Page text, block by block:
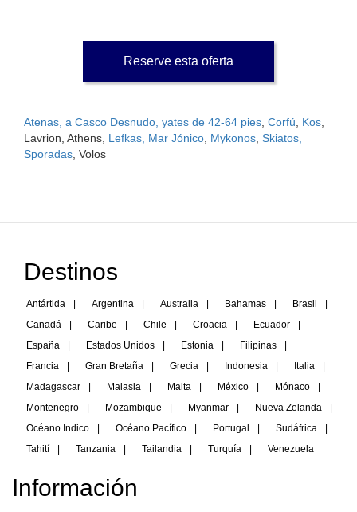
Reserve esta oferta
Atenas, a Casco Desnudo, yates de 42-64 pies Corfú Kos
Lavrion, Athens, Lefkas, Mar Jónico Mykonos Skiatos,
Sporadas , Volos
Destinos
Antártida | Argentina | Australia | Bahamas | Brasil
|
Canadá
| Caribe | Chile | Croacia | Ecuador
|
España
| Estados Unidos | Estonia | Filipinas
|
Francia
| Gran Bretaña | Grecia | Indonesia | Italia
|
Madagascar
| Malasia | Malta | México | Mónaco
|
Montenegro
| Mozambique | Myanmar | Nueva Zelanda
|
Océano Indico
| Océano Pacífico | Portugal | Sudáfrica
|
Tahití
| Tanzania | Tailandia | Turquía | Venezuela
Información